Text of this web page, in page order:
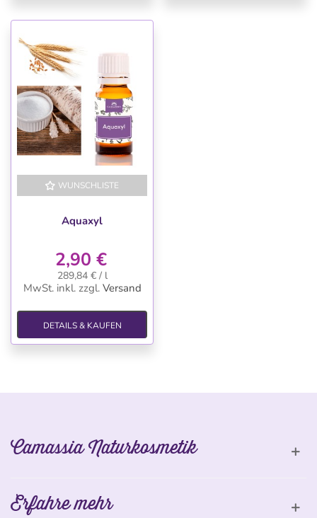
WUNSCHLISTE
Aquaxyl
2,90 €
289,84 € / l
MwSt. inkl. zzgl. Versand
DETAILS & KAUFEN
Camassia Naturkosmetik
Erfahre mehr